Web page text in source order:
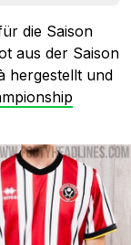
die Saison
aus der Saison
hergestellt und